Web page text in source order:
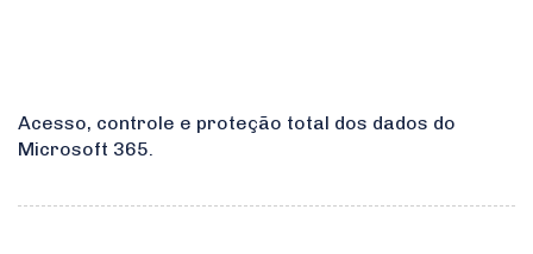
Acesso, controle e proteção total dos dados do
Microsoft 365.